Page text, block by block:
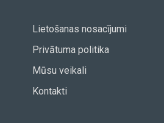
Lietošanas nosacījumi
Privātuma politika
Mūsu veikali
Kontakti